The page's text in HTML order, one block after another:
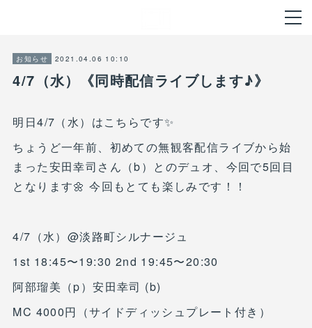
お知らせ 2021.04.06 10:10
4/7（水）《同時配信ライブします♪》
明日4/7（水）はこちらです✨
ちょうど一年前、初めての無観客配信ライブから始
まった安田幸司さん（b）とのデュオ、今回で5回目
となります🌼 今回もとても楽しみです！！
4/7（水）@淡路町シルナージュ
1st 18:45〜19:30 2nd 19:45〜20:30
阿部瑠美（p）安田幸司 (b)
MC 4000円（サイドディッシュプレート付き）